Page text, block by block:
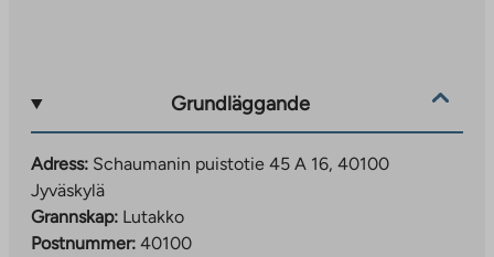
Grundläggande
Adress: Schaumanin puistotie 45 A 16, 40100
Jyväskylä
Grannskap: Lutakko
Postnummer: 40100